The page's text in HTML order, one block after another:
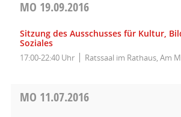
MO 19.09.2016
Sitzung des Ausschusses für Kultur,
Soziales
17:00-22:40 Uhr Ratssaal im Rathaus, Am
MO 11.07.2016